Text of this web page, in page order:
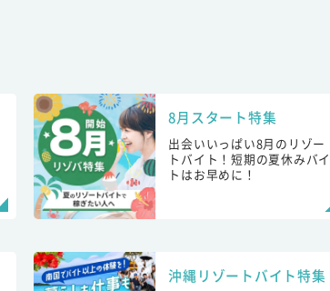
8月スタート特集
出会いいっぱい8月のリゾー
トバイト！短期の夏休みバイ
トはお早めに！
沖縄リゾートバイト特集